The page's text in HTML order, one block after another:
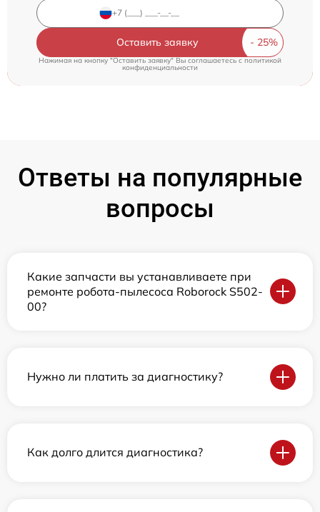
Оставить заявку
Нажимая на кнопку "Оставить заявку" Вы соглашаетесь cполитикой
конфиденциальности
Ответы на популярные
вопросы
Какие запчасти вы устанавливаете при
ремонте робота-пылесоса Roborock S502-
00?
Нужно ли платить за диагностику?
Как долго длится диагностика?